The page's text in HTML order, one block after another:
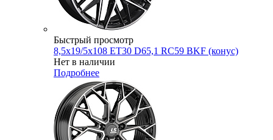
Быстрый просмотр
8,5x19/5x108 ET30 D65,1 RC59 BKF (конус)
Нет в наличии
Подробнее